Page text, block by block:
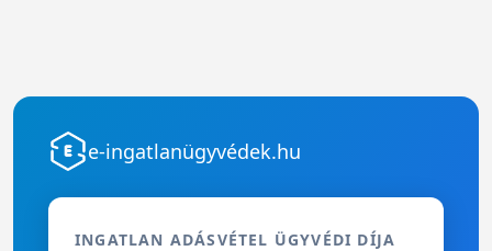
e-ingatlanügyvédek.hu
INGATLAN ADÁSVÉTEL ÜGYVÉDI DÍJA